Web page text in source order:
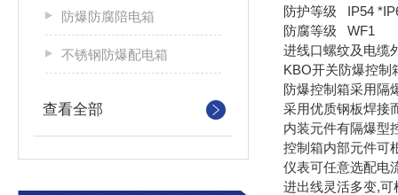
防爆防腐陪电箱
不锈钢防爆配电箱
查看全部
防护等级 IP54
防腐等级 WF1
进线口螺纹及电
KBO开关防爆控制
防爆控制箱采用隔
采用优质钢板焊接
内装元件有隔爆型
控制箱内部元件可
仪表可任意选配电
进出线灵活多变,